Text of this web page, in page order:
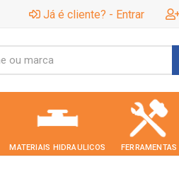
Já é cliente? - Entrar
MATERIAIS HIDRAULICOS FERRAMENTAS